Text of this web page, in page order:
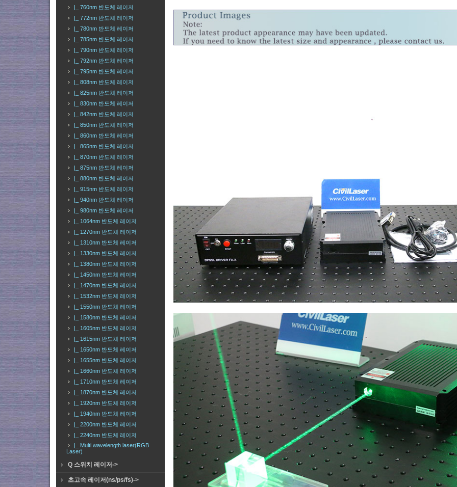
|_ 760nm 반도체 레이저
|_ 772nm 반도체 레이저
|_ 780nm 반도체 레이저
|_ 785nm 반도체 레이저
|_ 790nm 반도체 레이저
|_ 792nm 반도체 레이저
|_ 795nm 반도체 레이저
|_ 808nm 반도체 레이저
|_ 825nm 반도체 레이저
|_ 830nm 반도체 레이저
|_ 842nm 반도체 레이저
|_ 850nm 반도체 레이저
|_ 860nm 반도체 레이저
|_ 865nm 반도체 레이저
|_ 870nm 반도체 레이저
|_ 875nm 반도체 레이저
|_ 880nm 반도체 레이저
|_ 915nm 반도체 레이저
|_ 940nm 반도체 레이저
|_ 980nm 반도체 레이저
|_ 1064nm 반도체 레이저
|_ 1270nm 반도체 레이저
|_ 1310nm 반도체 레이저
|_ 1330nm 반도체 레이저
|_ 1380nm 반도체 레이저
|_ 1450nm 반도체 레이저
|_ 1470nm 반도체 레이저
|_ 1532nm 반도체 레이저
|_ 1550nm 반도체 레이저
|_ 1580nm 반도체 레이저
|_ 1605nm 반도체 레이저
|_ 1615nm 반도체 레이저
|_ 1650nm 반도체 레이저
|_ 1655nm 반도체 레이저
|_ 1660nm 반도체 레이저
|_ 1710nm 반도체 레이저
|_ 1870nm 반도체 레이저
|_ 1920nm 반도체 레이저
|_ 1940nm 반도체 레이저
|_ 2200nm 반도체 레이저
|_ 2240nm 반도체 레이저
|_ Multi wavelength laser(RGB
Laser)
Q 스위치 레이저->
초고속 레이저(ns/ps/fs)->